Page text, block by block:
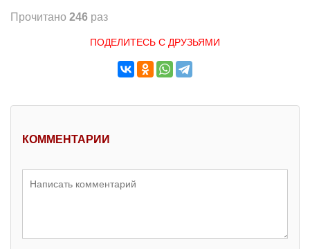
Прочитано 246 раз
ПОДЕЛИТЕСЬ С ДРУЗЬЯМИ
КОММЕНТАРИИ